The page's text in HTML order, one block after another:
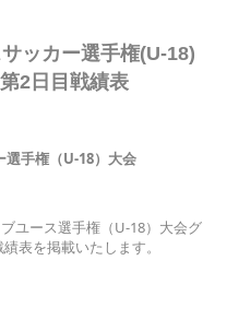
ッカー選手権(U-18)
2日目戦績表
選手権（U-18）大会
ユース選手権（U-18）大会グ
表を掲載いたします。